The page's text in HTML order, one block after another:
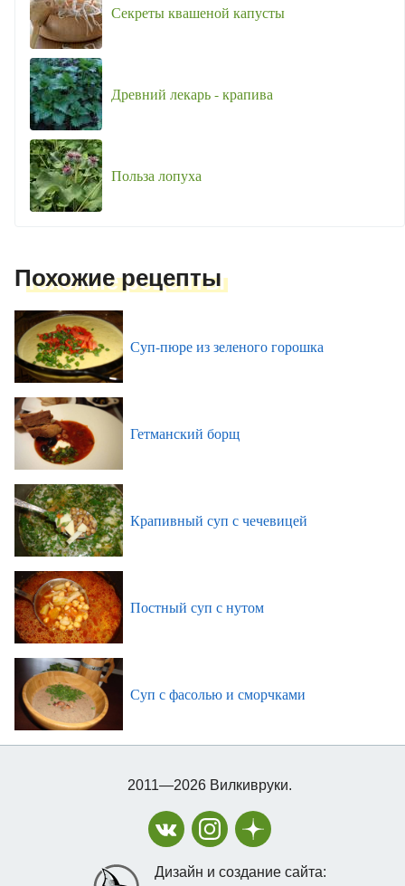
Секреты квашеной капусты
Древний лекарь - крапива
Польза лопуха
Похожие рецепты
Суп-пюре из зеленого горошка
Гетманский борщ
Крапивный суп с чечевицей
Постный суп с нутом
Суп с фасолью и сморчками
2011—2026 Вилкивруки.
Дизайн и создание сайта: